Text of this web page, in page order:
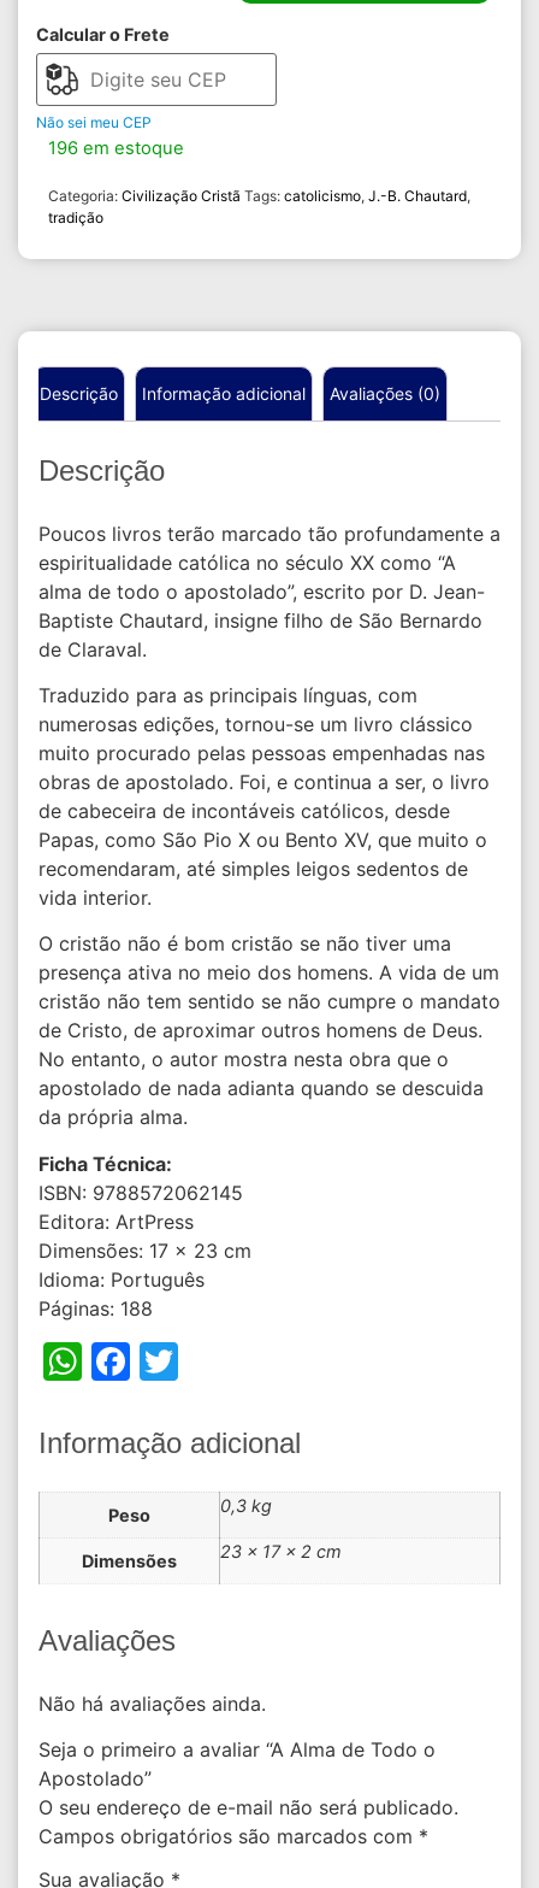
Calcular o Frete
Não sei meu CEP
196 em estoque
Categoria:Civilização Cristã Tags:catolicismo,J.-B. Chautard,
tradição
Descrição Informação adicional Avaliações (0)
Descrição
Poucos livros terão marcado tão profundamente a
espiritualidade católica no século XX como “A
alma de todo o apostolado”, escrito por D. Jean-
Baptiste Chautard, insigne filho de São Bernardo
de Claraval.
Traduzido para as principais línguas, com
numerosas edições, tornou-se um livro clássico
muito procurado pelas pessoas empenhadas nas
obras de apostolado. Foi, e continua a ser, o livro
de cabeceira de incontáveis católicos, desde
Papas, como São Pio X ou Bento XV, que muito o
recomendaram, até simples leigos sedentos de
vida interior.
O cristão não é bom cristão se não tiver uma
presença ativa no meio dos homens. A vida de um
cristão não tem sentido se não cumpre o mandato
de Cristo, de aproximar outros homens de Deus.
No entanto, o autor mostra nesta obra que o
apostolado de nada adianta quando se descuida
da própria alma.
Ficha Técnica:
ISBN: 9788572062145
Editora: ArtPress
Dimensões: 17 x 23 cm
Idioma: Português
Páginas: 188
WhatsApp
Facebook
Twitter
Informação adicional
Peso 0,3 kg
Dimensões 23 × 17 × 2 cm
Avaliações
Não há avaliações ainda.
Seja o primeiro a avaliar “A Alma de Todo o
Apostolado”
O seu endereço de e-mail não será publicado.
Campos obrigatórios são marcados com *
Sua avaliação *